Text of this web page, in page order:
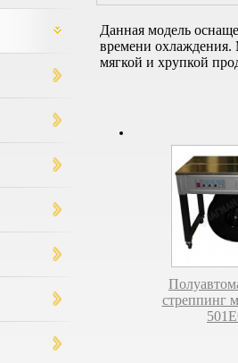
Данная модель
времени охлаждения.
мягкой и хрупкой
стреппинг